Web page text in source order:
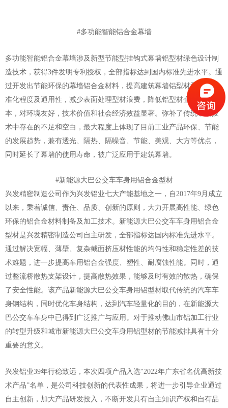
#多功能智能铝合金幕墙
多功能智能铝合金幕墙涉及新型节能型挂钩式幕墙铝型材绿色设计制
造技术，获得3件发明专利授权，全部指标达到国内标准先进水平。通
过开发出节能环保的幕墙铝合金材料，提高建筑幕墙铝型材和模具标
准化程度及通用性，减少表面处理型材浪费，降低铝型材企业生产成
本，对环境友好，技术价值和社会经济效益显著。弥补了传统幕墙技
术中存在的不足和空白，最大程度上体现了目前工业产品环保、节能
的发展趋势，兼有透光、隔热、隔噪音、节能、美观、大方等优点，
同时延长了幕墙的使用寿命，被广泛应用于建筑幕墙。
#新能源大巴公交车车身用铝合金型材
兴发精密制造公司作为兴发铝业七大产能基地之一，自2017年9月成立
以来，秉着诚信、责任、品质、创新的原则，大力开展高性能、绿色
环保的铝合金材料制备及加工技术。新能源大巴公交车车身用铝合金
型材是兴发精密制造公司自主研发，全部指标达国内标准先进水平。
通过解决宽幅、薄壁、复杂截面挤压材性能的均匀性和稳定性差的技
术难题，进一步提高车用铝合金强度、塑性、耐腐蚀性能。同时，通
过整流桥散热支架设计，提高散热效果，能够及时有效的散热，确保
了安全性能。该产品新能源大巴公交车身用铝型材取代传统的汽车车
身钢结构，同时优化车身结构，达到汽车轻量化的目的，在新能源大
巴公交车车身中已得到广泛推广与应用。对于推动佛山市铝加工行业
的转型升级和城市新能源大巴公交车身用铝型材的节能减排具有十分
重要的意义。
兴发铝业39年行稳致远，本次四项产品入选“2022年广东省名优高新技
术产品”名单，是公司科技创新的代表性成果，将进一步引导企业通过
自主创新，加大产品研发投入，不断开发具有自主知识产权和自有品